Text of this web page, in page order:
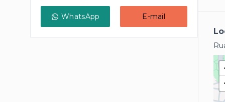
WhatsApp E-mail